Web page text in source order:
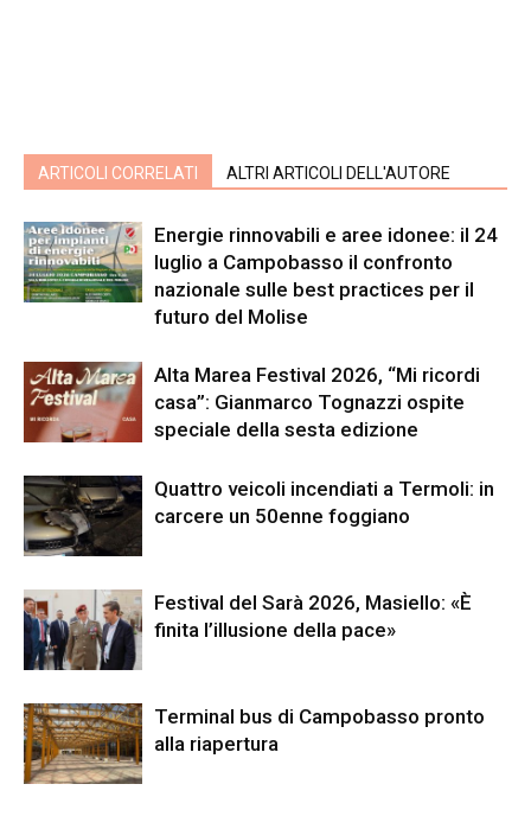
ARTICOLI CORRELATI ALTRI ARTICOLI DELL'AUTORE
Energie rinnovabili e aree idonee: il 24
luglio a Campobasso il confronto
nazionale sulle best practices per il
futuro del Molise
Alta Marea Festival 2026, “Mi ricordi
casa”: Gianmarco Tognazzi ospite
speciale della sesta edizione
Quattro veicoli incendiati a Termoli: in
carcere un 50enne foggiano
Festival del Sarà 2026, Masiello: «È
finita l’illusione della pace»
Terminal bus di Campobasso pronto
alla riapertura